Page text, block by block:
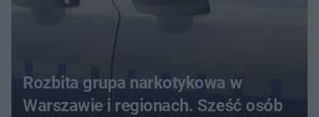
Rozbita grupa narkotykowa w
Warszawie i regionach. Sześć osób